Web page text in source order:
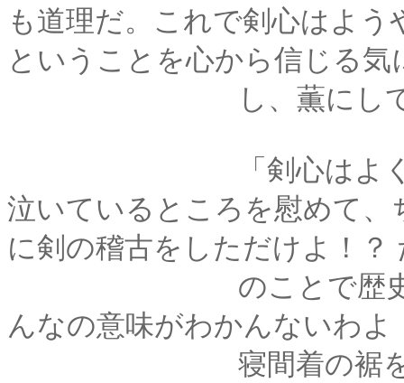
も道理だ。これで剣心はよ
ということを心から信じる気
し、薫にしてみれ
「剣心はよくてもわ
泣いているところを慰めて
に剣の稽古をしただけよ！？
のことで歴史が変わ
んなの意味がわかんないわよ
寝間着の裾を乱暴に